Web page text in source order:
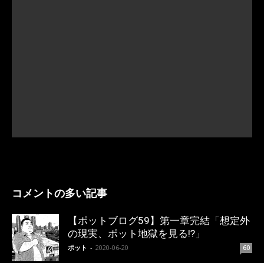
コメントの多い記事
【ポットブログ59】第一章完結「想定外
の現実、ポット地獄を見る!?」
ポット - 2020-06-20 60